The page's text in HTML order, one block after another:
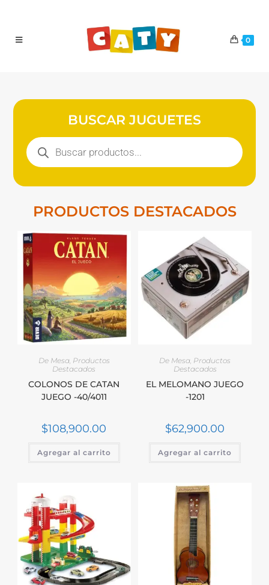
0
BUSCAR JUGUETES
PRODUCTOS DESTACADOS
De Mesa, Productos
Destacados
COLONOS DE CATAN
JUEGO -40/4011
$108,900.00
Agregar al carrito
De Mesa, Productos
Destacados
EL MELOMANO JUEGO
-1201
$62,900.00
Agregar al carrito